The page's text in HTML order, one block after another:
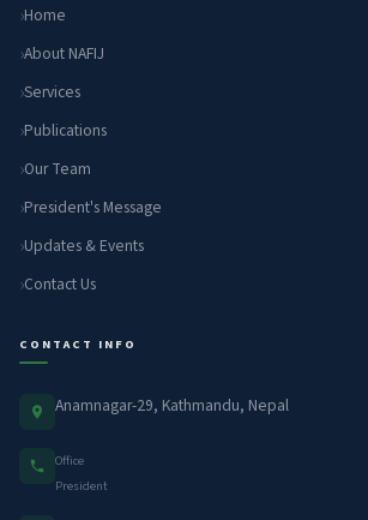
Home
About NAFIJ
Services
Publications
Our Team
President's Message
Updates & Events
Contact Us
CONTACT INFO
Anamnagar-29, Kathmandu, Nepal
Office
President